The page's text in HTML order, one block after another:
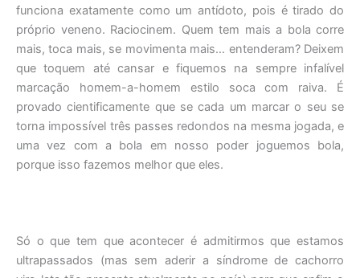
funciona exatamente como um antídoto, pois é tirado do
próprio veneno. Raciocinem. Quem tem mais a bola corre
mais, toca mais, se movimenta mais… entenderam? Deixem
que toquem até cansar e fiquemos na sempre infalível
marcação homem-a-homem estilo soca com raiva. É
provado cientificamente que se cada um marcar o seu se
torna impossível três passes redondos na mesma jogada, e
uma vez com a bola em nosso poder joguemos bola,
porque isso fazemos melhor que eles.
Só o que tem que acontecer é admitirmos que estamos
ultrapassados (mas sem aderir a síndrome de cachorro